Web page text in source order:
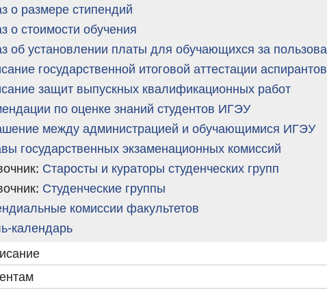
о размере стипендий
о стоимости обучения
об установлении платы для обучающихся за
государственной итоговой аттестации аспирантов
защит выпускных квалификационных работ
по оценке знаний студентов ИГЭУ
между администрацией и обучающимися ИГЭУ
государственных экзаменационных комиссий
Старосты и кураторы студенческих групп
Студенческие группы
комиссии факультетов
календарь